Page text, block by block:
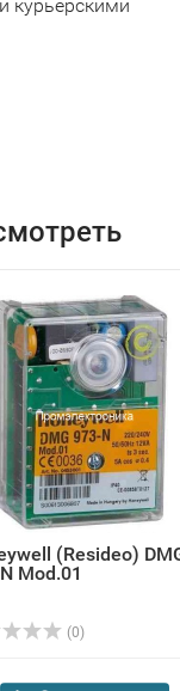
курьерскими
(Resideo)
Mod.01
(0)